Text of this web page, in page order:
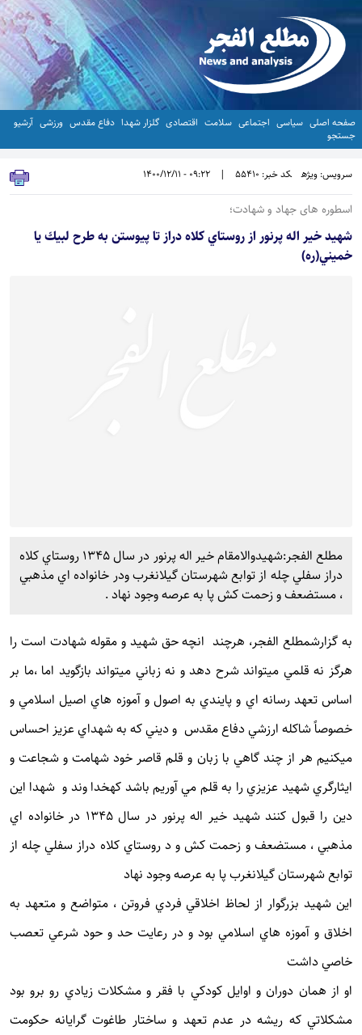
صفحه اصلی سیاسی اجتماعی سلامت اقتصادی گلزار شهدا دفاع مقدس ورزشی آرشیو
جستجو
سرویس: ویژه کد خبر: 55410 |
09:22 - 1400/12/11
اسطوره های جهاد و شهادت؛
شهيد خير اله پرنور از روستاي كلاه دراز تا پيوستن به طرح لبيك يا
خميني(ره)
مطلع الفجر:شهيدوالامقام خير اله پرنور در سال 1345 روستاي كلاه
دراز سفلي چله از توابع شهرستان گيلانغرب ودر خانواده اي مذهبي
، مستضعف و زحمت كش پا به عرصه وجود نهاد .
به گزارشمطلع الفجر، هرچند انچه حق شهيد و مقوله شهادت است را
هرگز نه قلمي ميتواند شرح دهد و نه زباني ميتواند بازگويد اما ،ما بر
اساس تعهد رسانه اي و پايندي به اصول و آموزه هاي اصيل اسلامي و
خصوصاً شاكله ارزشي دفاع مقدس و ديني كه به شهداي عزيز احساس
ميكنيم هر از چند گاهي با زبان و قلم قاصر خود شهامت و شجاعت و
ايثارگري شهيد عزيزي را به قلم مي آوريم باشد كهخدا وند و شهدا اين
دين را قبول كنند شهيد خير اله پرنور در سال 1345 در خانواده اي
مذهبي ، مستضعف و زحمت كش و د روستاي كلاه دراز سفلي چله از
توابع شهرستان گيلانغرب پا به عرصه وجود نهاد
اين شهيد بزرگوار از لحاظ اخلاقي فردي فروتن ، متواضع و متعهد به
اخلاق و آموزه هاي اسلامي بود و در رعايت حد و حود شرعي تعصب
خاصي داشت
او از همان دوران و اوايل كودكي با فقر و مشكلات زيادي رو برو بود
مشكلاتي كه ريشه در عدم تعهد و ساختار طاغوت گرايانه حكومت